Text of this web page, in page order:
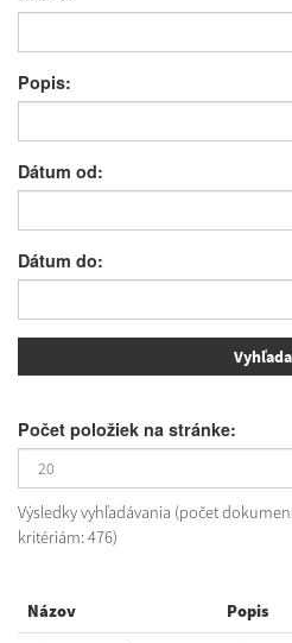
Popis:
Dátum od:
Dátum do:
Počet položiek na stránke:
Výsledky vyhľadávania (počet
kritériám: 476)
Názov
Popis